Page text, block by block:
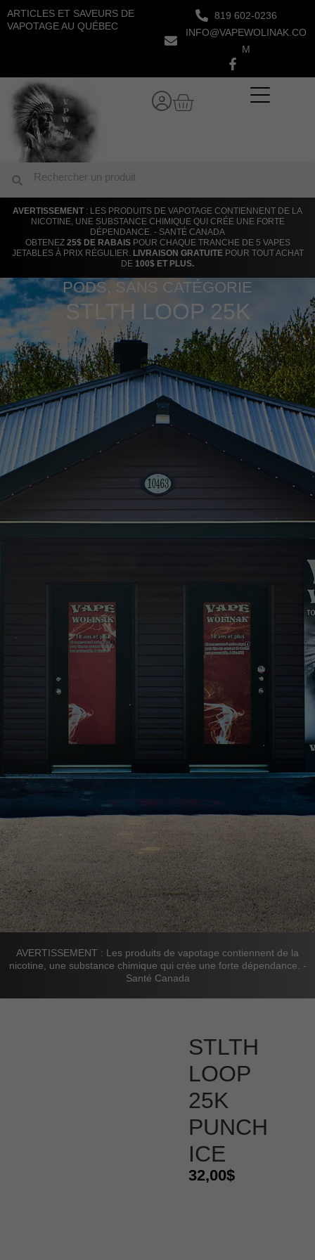
Aller
au
ARTICLES ET SAVEURS DE
VAPOTAGE AU QUÉBEC
819 602-0236
INFO@VAPEWOLINAK.CO
M
Panier
Rechercher
AVERTISSEMENT : LES PRODUITS DE VAPOTAGE CONTIENNENT DE LA
NICOTINE, UNE SUBSTANCE CHIMIQUE QUI CRÉE UNE FORTE
DÉPENDANCE. - SANTÉ CANADA
OBTENEZ 25$ DE RABAISPOUR CHAQUE TRANCHE DE 5 VAPES
JETABLES À PRIX RÉGULIER. LIVRAISON GRATUITEPOUR TOUT ACHAT
DE 100$ ET PLUS.
PODS, SANS CATÉGORIE
STLTH LOOP 25K
AVERTISSEMENT : Les produits de vapotage contiennent de la
nicotine, une substance chimique qui crée une forte dépendance. -
Santé Canada
STLTH
LOOP
25K
PUNCH
ICE
32,00$